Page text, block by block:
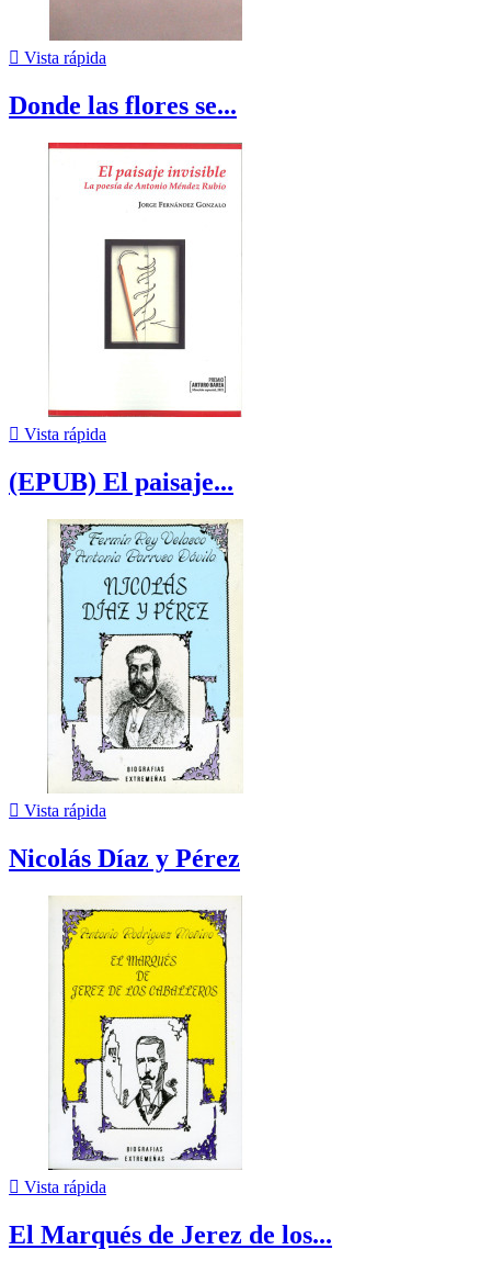
 Vista rápida
Donde las flores se...
 Vista rápida
(EPUB) El paisaje...
 Vista rápida
Nicolás Díaz y Pérez
 Vista rápida
El Marqués de Jerez de los...